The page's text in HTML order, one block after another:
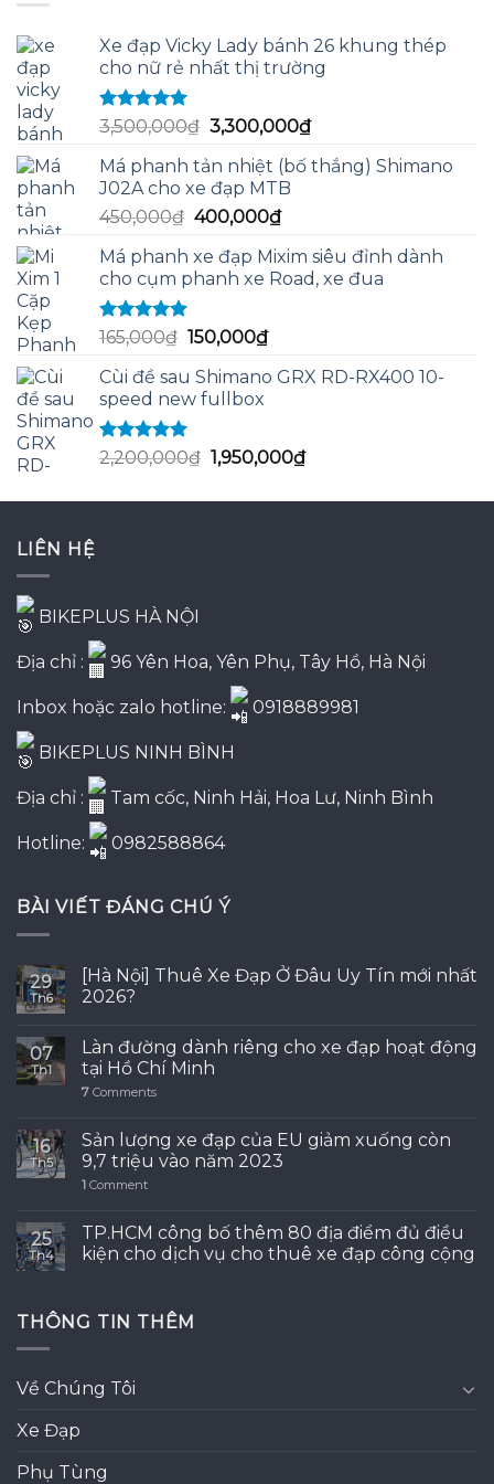
Xe đạp Vicky Lady bánh 26 khung thép
cho nữ rẻ nhất thị trường
Được xếp
hạng
5.00
sao
3,500,000₫ Giá
là:
3,500,000₫.
3,300,000₫Giá
tại
Má phanh tản nhiệt (bố thắng) Shimano
J02A cho xe đạp MTB
450,000₫ Giá
là:
450,000₫.
400,000₫Giá
tại
là:
Má phanh xe đạp Mixim siêu đỉnh dành
cho cụm phanh xe Road, xe đua
Được xếp
hạng
sao
165,000₫ Giá
là:
165,000₫.
150,000₫Giá
tại
Cùi đề sau Shimano GRX RD-RX400 10-
speed new fullbox
Được xếp
hạng
5.00
2,200,000₫ Giá
là:
1,950,000₫Giá
tại
LIÊN HỆ
BIKEPLUS HÀ NỘI
Địa chỉ : 96 Yên Hoa, Yên Phụ, Tây Hồ, Hà Nội
Inbox hoặc zalo hotline: 0918889981
BIKEPLUS NINH BÌNH
Địa chỉ : Tam cốc, Ninh Hải, Hoa Lư, Ninh Bình
Hotline: 0982588864
BÀI VIẾT ĐÁNG CHÚ Ý
29
Th6
[Hà Nội] Thuê Xe Đạp Ở Đâu Uy Tín mới nhất
2026?
07
Th1
Làn đường dành riêng cho xe đạp hoạt động
tại Hồ Chí Minh
7 Comments
16
Th5
Sản lượng xe đạp của EU giảm xuống còn
9,7 triệu vào năm 2023
1 Comment
25
Th4
TP.HCM công bố thêm 80 địa điểm đủ điều
kiện cho dịch vụ cho thuê xe đạp công cộng
THÔNG TIN THÊM
Về Chúng Tôi
Xe Đạp
Phụ Tùng